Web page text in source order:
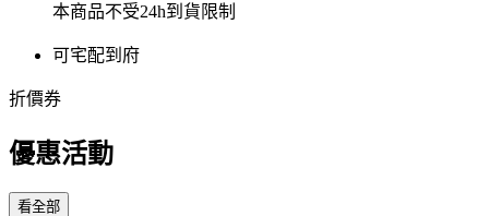
本商品不受24h到貨限制
可宅配到府
折價券
優惠活動
看全部